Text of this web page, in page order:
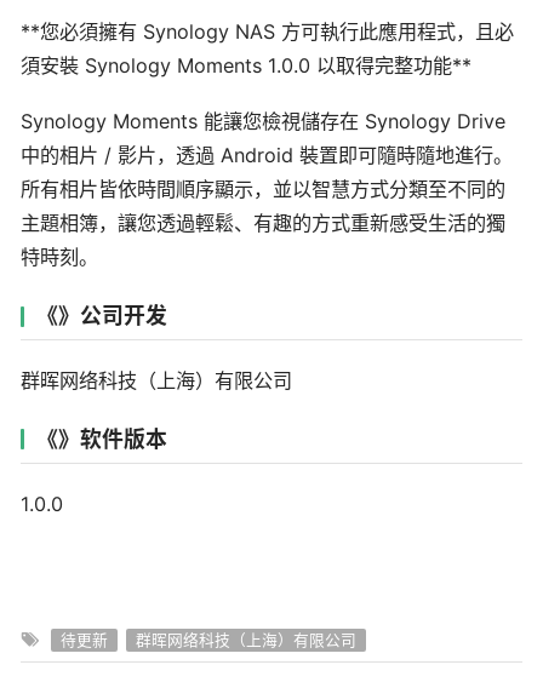
**您必須擁有 Synology NAS 方可執行此應用程式，且必
須安裝 Synology Moments 1.0.0 以取得完整功能**
Synology Moments 能讓您檢視儲存在 Synology Drive
中的相片 / 影片，透過 Android 裝置即可隨時隨地進行。
所有相片皆依時間順序顯示，並以智慧方式分類至不同的
主題相簿，讓您透過輕鬆、有趣的方式重新感受生活的獨
特時刻。
《》公司开发
群晖网络科技（上海）有限公司
《》软件版本
1.0.0
待更新 群晖网络科技（上海）有限公司